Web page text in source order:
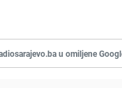
u omiljene